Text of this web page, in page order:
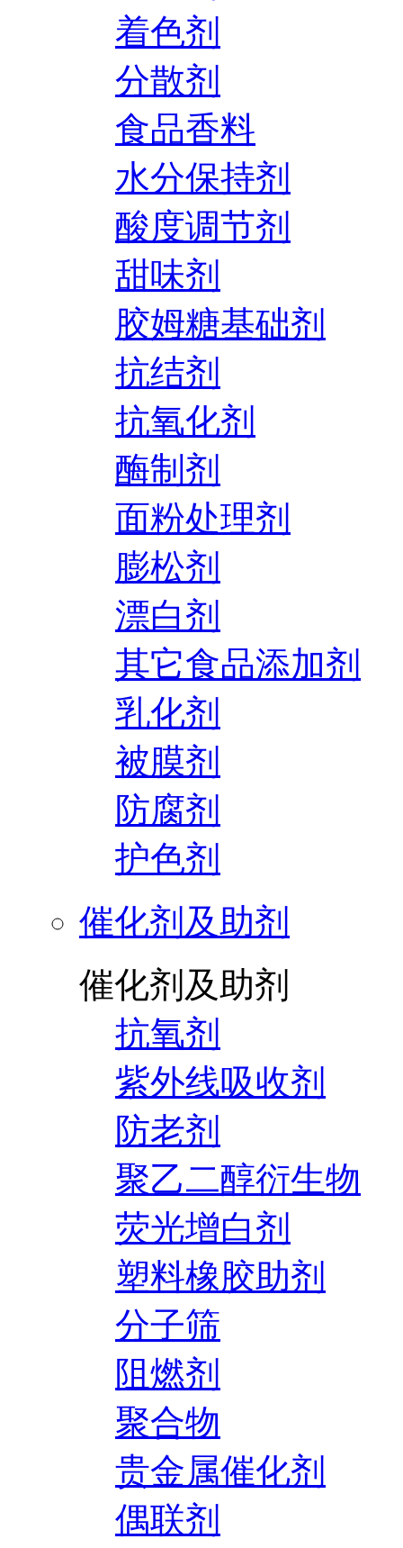
着色剂
分散剂
食品香料
水分保持剂
酸度调节剂
甜味剂
胶姆糖基础剂
抗结剂
抗氧化剂
酶制剂
面粉处理剂
膨松剂
漂白剂
其它食品添加剂
乳化剂
被膜剂
防腐剂
护色剂
催化剂及助剂
催化剂及助剂
抗氧剂
紫外线吸收剂
防老剂
聚乙二醇衍生物
荧光增白剂
塑料橡胶助剂
分子筛
阻燃剂
聚合物
贵金属催化剂
偶联剂